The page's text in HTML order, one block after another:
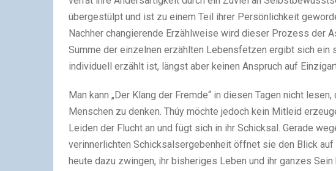
übergestülpt und ist zu einem Teil ihrer Persönlichkeit
Nachher changierende Erzählweise wird dieser Prozess der
Summe der einzelnen erzählten Lebensfetzen ergibt sich ein
individuell erzählt ist, längst aber keinen Anspruch auf
Man kann „Der Klang der Fremde“ in diesen Tagen nicht
Menschen zu denken. Thúy möchte jedoch kein Mitleid
Leiden der Flucht an und fügt sich in ihr Schicksal. Gerade
verinnerlichten Schicksalsergebenheit öffnet sie den Blick
heute dazu zwingen, ihr bisheriges Leben und ihr ganzes